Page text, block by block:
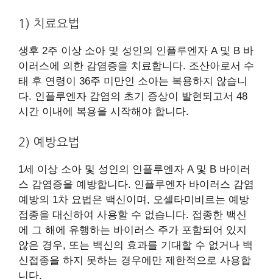
1) 치료요법
생후 2주 이상 소아 및 성인의 인플루엔자 A 및 B 바
이러스에 의한 감염증을 치료합니다. 조산아로서 수
태 후 연령이 36주 미만인 소아는 복용하지 않습니
다. 인플루엔자 감염의 초기 증상이 발현되고서 48
시간 이내에 복용을 시작해야 합니다.
2) 예방요법
1세 이상 소아 및 성인의 인플루엔자 A 및 B 바이러
스 감염증을 예방합니다. 인플루엔자 바이러스 감염
예방의 1차 요법은 백신이며, 오셀타미비르는 예방
접종을 대신하여 사용할 수 없습니다. 접종한 백신
에 그 해에 유행하는 바이러스 주가 포함되어 있지
않은 경우, 또는 백신의 효과를 기대할 수 없거나 백
신접종을 하지 못하는 경우에만 제한적으로 사용합
니다.